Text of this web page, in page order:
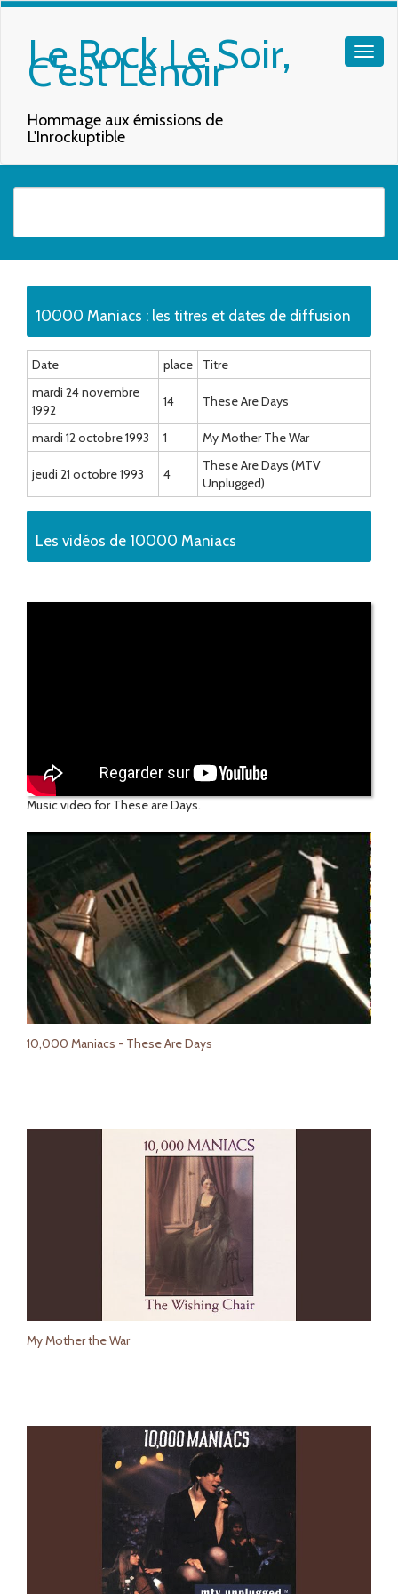
Le Rock Le Soir,
C'est Lenoir
Hommage aux émissions de
L'Inrockuptible
10000 Maniacs : les titres et dates de diffusion
Date place
Titre
mardi 24 novembre
1992
14 These Are Days
mardi 12 octobre 1993 1 My Mother The War
jeudi 21 octobre 1993 4
These Are Days (MTV
Unplugged)
Les vidéos de 10000 Maniacs
Music video for These are Days.
10,000 Maniacs - These Are Days
My Mother the War